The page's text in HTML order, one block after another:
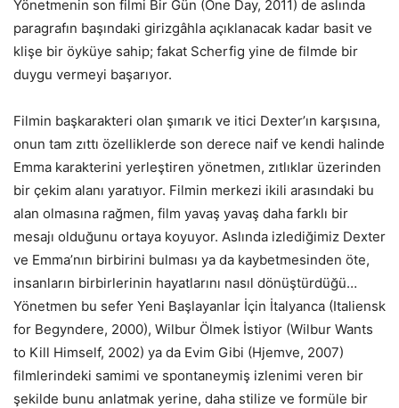
Yönetmenin son filmi Bir Gün (One Day, 2011) de aslında
paragrafın başındaki girizgâhla açıklanacak kadar basit ve
klişe bir öyküye sahip; fakat Scherfig yine de filmde bir
duygu vermeyi başarıyor.
Filmin başkarakteri olan şımarık ve itici Dexter’ın karşısına,
onun tam zıttı özelliklerde son derece naif ve kendi halinde
Emma karakterini yerleştiren yönetmen, zıtlıklar üzerinden
bir çekim alanı yaratıyor. Filmin merkezi ikili arasındaki bu
alan olmasına rağmen, film yavaş yavaş daha farklı bir
mesajı olduğunu ortaya koyuyor. Aslında izlediğimiz Dexter
ve Emma’nın birbirini bulması ya da kaybetmesinden öte,
insanların birbirlerinin hayatlarını nasıl dönüştürdüğü…
Yönetmen bu sefer Yeni Başlayanlar İçin İtalyanca (Italiensk
for Begyndere, 2000), Wilbur Ölmek İstiyor (Wilbur Wants
to Kill Himself, 2002) ya da Evim Gibi (Hjemve, 2007)
filmlerindeki samimi ve spontaneymiş izlenimi veren bir
şekilde bunu anlatmak yerine, daha stilize ve formüle bir